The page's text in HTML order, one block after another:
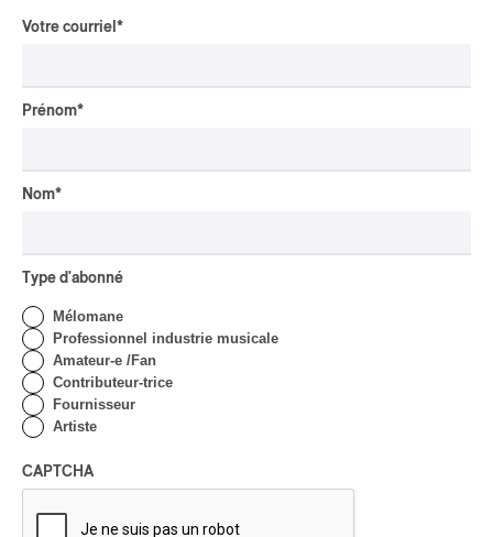
Tout le contenu 360
Down
Par Frédéric Cardin
Votre courriel *
Prénom*
Nom*
Type d'abonné
Mélomane
Professionnel industrie musicale
Amateur-e /Fan
Contributeur-trice
Fournisseur
Artiste
CAPTCHA